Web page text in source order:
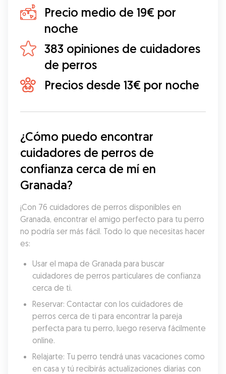
Precio medio de 19€ por
noche
383 opiniones de cuidadores
de perros
Precios desde 13€ por noche
¿Cómo puedo encontrar
cuidadores de perros de
confianza cerca de mí en
Granada?
¡Con 76 cuidadores de perros disponibles en
Granada, encontrar el amigo perfecto para tu perro
no podría ser más fácil. Todo lo que necesitas hacer
es:
Usar el mapa de Granada para buscar
cuidadores de perros particulares de confianza
cerca de ti.
Reservar: Contactar con los cuidadores de
perros cerca de ti para encontrar la pareja
perfecta para tu perro, luego reserva fácilmente
online.
Relajarte: Tu perro tendrá unas vacaciones como
en casa y tú recibirás actualizaciones diarias con